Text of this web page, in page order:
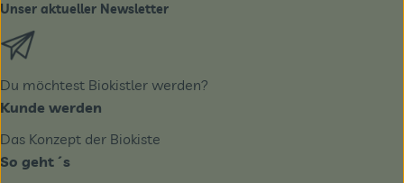
Unser aktueller Newsletter
Du möchtest Biokistler werden?
Kunde werden
Das Konzept der Biokiste
So geht´s